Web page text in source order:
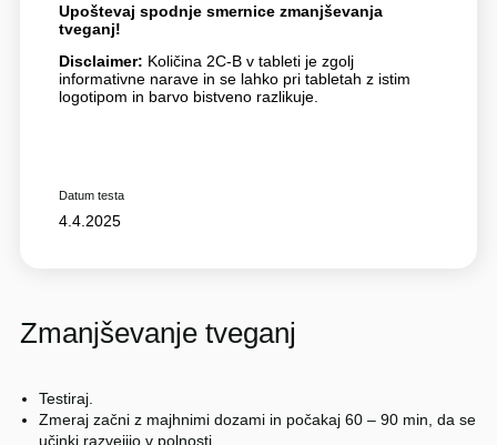
Upoštevaj spodnje smernice zmanjševanja
tveganj!
Disclaimer: Količina 2C-B v tableti je zgolj
informativne narave in se lahko pri tabletah z istim
logotipom in barvo bistveno razlikuje.
Datum testa
4.4.2025
Zmanjševanje tveganj
Testiraj.
Zmeraj začni z majhnimi dozami in počakaj 60 – 90 min, da se
učinki razvejijo v polnosti.